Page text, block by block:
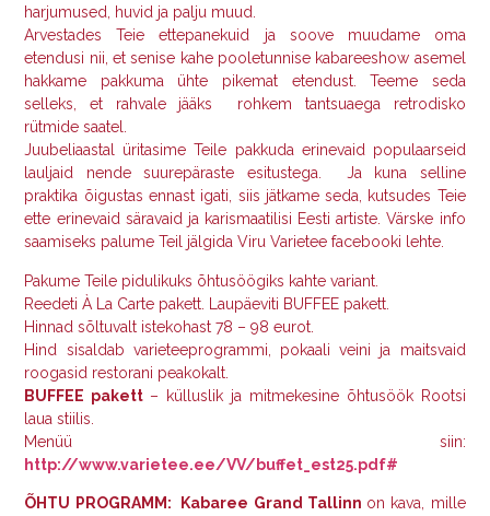
harjumused, huvid ja palju muud.
Arvestades Teie ettepanekuid ja soove muudame oma
etendusi nii, et senise kahe pooletunnise kabareeshow asemel
hakkame pakkuma ühte pikemat etendust. Teeme seda
selleks, et rahvale jääks rohkem tantsuaega retrodisko
rütmide saatel.
Juubeliaastal üritasime Teile pakkuda erinevaid populaarseid
lauljaid nende suurepäraste esitustega. Ja kuna selline
praktika õigustas ennast igati, siis jätkame seda, kutsudes Teie
ette erinevaid säravaid ja karismaatilisi Eesti artiste. Värske info
saamiseks palume Teil jälgida Viru Varietee facebooki lehte.
Pakume Teile pidulikuks õhtusöögiks kahte variant.
Reedeti À La Carte pakett. Laupäeviti BUFFEE pakett.
Hinnad sõltuvalt istekohast 78 – 98 eurot.
Hind sisaldab varieteeprogrammi, pokaali veini ja maitsvaid
roogasid restorani peakokalt.
BUFFEE pakett – külluslik ja mitmekesine õhtusöök Rootsi
laua stiilis.
Menüü siin:
http://www.varietee.ee/VV/buffet_est25.pdf#
ÕHTU PROGRAMM: Kabaree Grand Tallinn on kava, mille